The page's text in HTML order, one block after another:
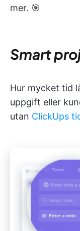
mer. 🎯
Smart
Hur mycket tid
uppgift eller
utan ClickUps